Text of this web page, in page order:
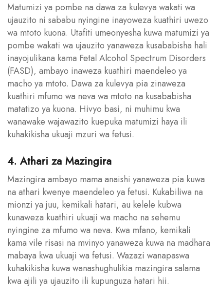
Matumizi ya pombe na dawa za kulevya wakati wa
ujauzito ni sababu nyingine inayoweza kuathiri uwezo
wa mtoto kuona. Utafiti umeonyesha kuwa matumizi ya
pombe wakati wa ujauzito yanaweza kusababisha hali
inayojulikana kama Fetal Alcohol Spectrum Disorders
(FASD), ambayo inaweza kuathiri maendeleo ya
macho ya mtoto. Dawa za kulevya pia zinaweza
kuathiri mfumo wa neva wa mtoto na kusababisha
matatizo ya kuona. Hivyo basi, ni muhimu kwa
wanawake wajawazito kuepuka matumizi haya ili
kuhakikisha ukuaji mzuri wa fetusi.
4. Athari za Mazingira
Mazingira ambayo mama anaishi yanaweza pia kuwa
na athari kwenye maendeleo ya fetusi. Kukabiliwa na
mionzi ya juu, kemikali hatari, au kelele kubwa
kunaweza kuathiri ukuaji wa macho na sehemu
nyingine za mfumo wa neva. Kwa mfano, kemikali
kama vile risasi na mvinyo yanaweza kuwa na madhara
mabaya kwa ukuaji wa fetusi. Wazazi wanapaswa
kuhakikisha kuwa wanashughulikia mazingira salama
kwa ajili ya ujauzito ili kupunguza hatari hii.